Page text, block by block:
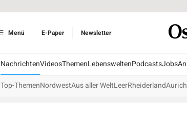
Menü E-Paper Newsletter
NachrichtenVideosThemenLebensweltenPodcastsJobs
Top-ThemenNordwestAus aller WeltLeerRheiderlandAurich